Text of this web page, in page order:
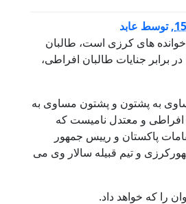
,توسط عابد
های کرزی است، طالبان
برابر جنایات طالبان افراطی،
به پشتون و پشتون مساوی به
و معتدل نامیست که
پاکستان و رییس جمهور
و تیم قبیله سالار وی می
را که خواهد داد.